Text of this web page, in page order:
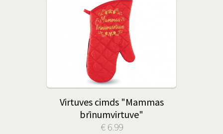
Virtuves cimds "Mammas
brīnumvirtuve"
€ 6.99